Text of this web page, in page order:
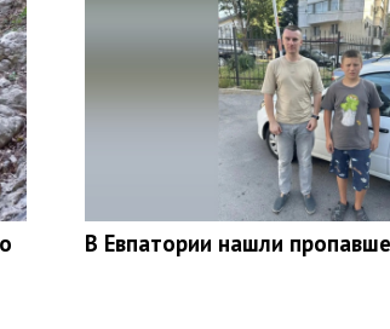
В Евпатории нашли